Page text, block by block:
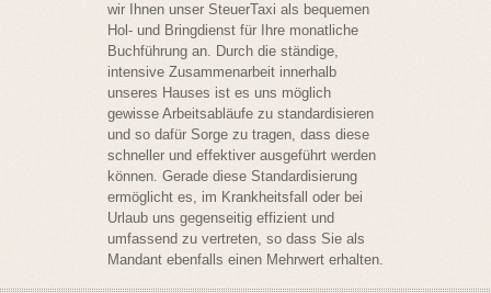
wir Ihnen unser SteuerTaxi als bequemen
Hol- und Bringdienst für Ihre monatliche
Buchführung an. Durch die ständige,
intensive Zusammenarbeit innerhalb
unseres Hauses ist es uns möglich
gewisse Arbeitsabläufe zu standardisieren
und so dafür Sorge zu tragen, dass diese
schneller und effektiver ausgeführt werden
können. Gerade diese Standardisierung
ermöglicht es, im Krankheitsfall oder bei
Urlaub uns gegenseitig effizient und
umfassend zu vertreten, so dass Sie als
Mandant ebenfalls einen Mehrwert erhalten.